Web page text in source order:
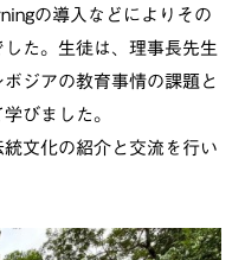
の導入などによりその
た。生徒は、理事長先生
ジアの教育事情の課題と
びました。
文化の紹介と交流を行い